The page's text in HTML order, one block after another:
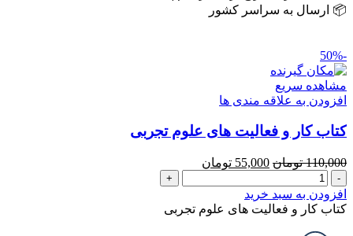
📦 ارسال به سراسر کشور
-50%
مشاهده سریع
افزودن به علاقه مندی ها
کتاب کار و فعالیت های علوم تجربی
110,000 تومان قیمت
بود.
55,000 تومان
فعلی
است.
کتاب
کار
و
افزودن به سبد خرید
کتاب کار و فعالیت های علوم تجربی